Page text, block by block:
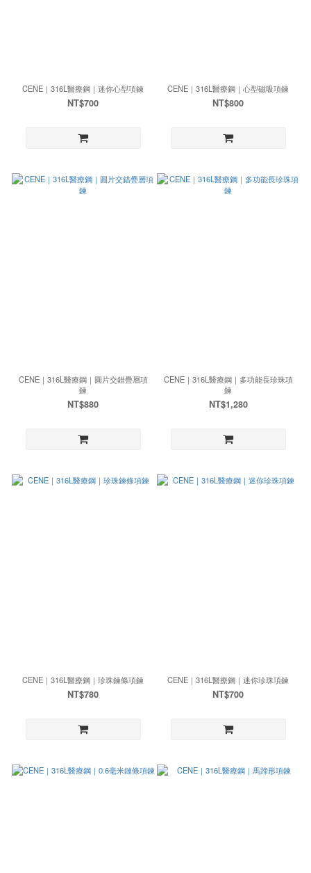
CENE｜316L醫療鋼｜迷你心型項鍊
NT$700
CENE｜316L醫療鋼｜心型磁吸項鍊
NT$800
CENE｜316L醫療鋼｜圓片交錯疊層項
鍊
NT$880
CENE｜316L醫療鋼｜多功能長珍珠項
鍊
NT$1,280
CENE｜316L醫療鋼｜珍珠鍊條項鍊
NT$780
CENE｜316L醫療鋼｜迷你珍珠項鍊
NT$700